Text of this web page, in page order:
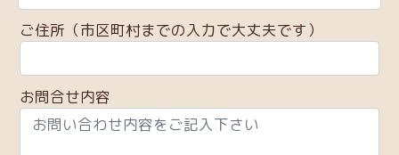
ご住所（市区町村までの入力で大丈夫です）
お問合せ内容